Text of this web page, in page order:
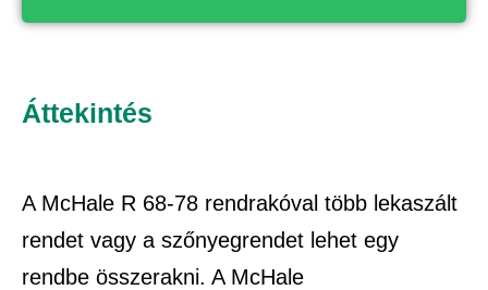
Áttekintés
A McHale R 68-78 rendrakóval több lekaszált
rendet vagy a szőnyegrendet lehet egy
rendbe összerakni. A McHale